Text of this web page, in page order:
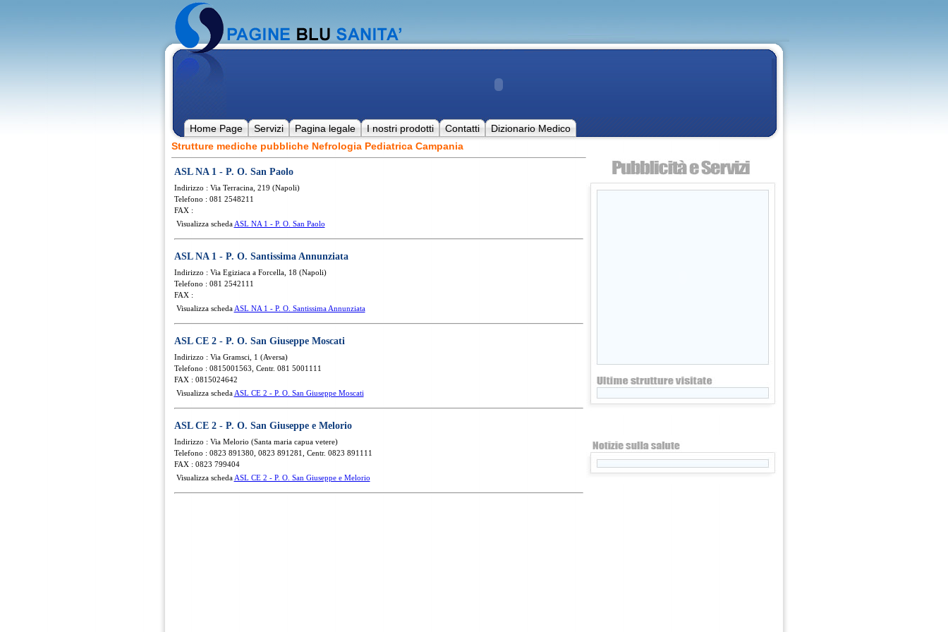
Home Page Servizi Pagina legale I nostri prodotti Contatti
Dizionario Medico
Strutture mediche pubbliche Nefrologia Pediatrica Campania
ASL NA 1 - P. O. San Paolo
Indirizzo : Via Terracina, 219 (Napoli)
Telefono : 081 2548211
FAX :
Visualizza scheda ASL NA 1 - P. O. San Paolo
ASL NA 1 - P. O. Santissima Annunziata
Indirizzo : Via Egiziaca a Forcella, 18 (Napoli)
Telefono : 081 2542111
FAX :
Visualizza scheda ASL NA 1 - P. O. Santissima Annunziata
ASL CE 2 - P. O. San Giuseppe Moscati
Indirizzo : Via Gramsci, 1 (Aversa)
Telefono : 0815001563, Centr. 081 5001111
FAX : 0815024642
Visualizza scheda ASL CE 2 - P. O. San Giuseppe Moscati
ASL CE 2 - P. O. San Giuseppe e Melorio
Indirizzo : Via Melorio (Santa maria capua vetere)
Telefono : 0823 891380, 0823 891281, Centr. 0823 891111
FAX : 0823 799404
Visualizza scheda ASL CE 2 - P. O. San Giuseppe e Melorio